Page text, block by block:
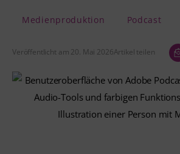
Medienproduktion Podcast
Veröffentlicht am 20. Mai 2026Artikel teilen